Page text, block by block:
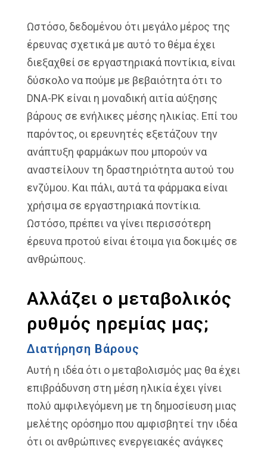
Ωστόσο, δεδομένου ότι μεγάλο μέρος της
έρευνας σχετικά με αυτό το θέμα έχει
διεξαχθεί σε εργαστηριακά ποντίκια, είναι
δύσκολο να πούμε με βεβαιότητα ότι το
DNA-PK είναι η μοναδική αιτία αύξησης
βάρους σε ενήλικες μέσης ηλικίας. Επί του
παρόντος, οι ερευνητές εξετάζουν την
ανάπτυξη φαρμάκων που μπορούν να
αναστείλουν τη δραστηριότητα αυτού του
ενζύμου. Και πάλι, αυτά τα φάρμακα είναι
χρήσιμα σε εργαστηριακά ποντίκια.
Ωστόσο, πρέπει να γίνει περισσότερη
έρευνα προτού είναι έτοιμα για δοκιμές σε
ανθρώπους.
Αλλάζει ο μεταβολικός
ρυθμός ηρεμίας μας;
Διατήρηση Βάρους
Αυτή η ιδέα ότι ο μεταβολισμός μας θα έχει
επιβράδυνση στη μέση ηλικία έχει γίνει
πολύ αμφιλεγόμενη με τη δημοσίευση μιας
μελέτης ορόσημο που αμφισβητεί την ιδέα
ότι οι ανθρώπινες ενεργειακές ανάγκες